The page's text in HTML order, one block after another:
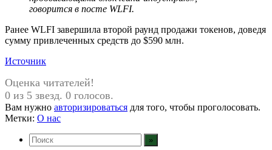
говорится в посте WLFI.
Ранее WLFI завершила второй раунд продажи токенов, доведя
сумму привлеченных средств до $590 млн.
Источник
Оценка читателей!
0 из 5 звезд. 0 голосов.
Вам нужно авторизироваться для того, чтобы проголосовать.
Метки: О нас